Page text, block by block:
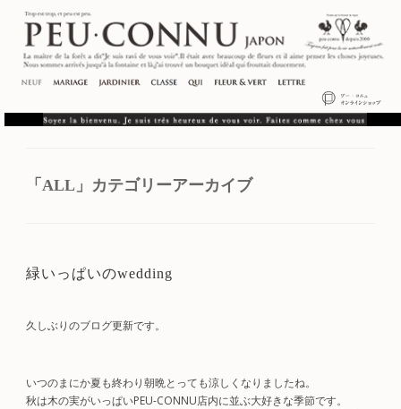
「 ALL 」カテゴリーアーカイブ
緑いっぱいのwedding
久しぶりのブログ更新です。
いつのまにか夏も終わり朝晩とっても涼しくなりましたね。
秋は木の実がいっぱいPEU-CONNU店内に並ぶ大好きな季節です。